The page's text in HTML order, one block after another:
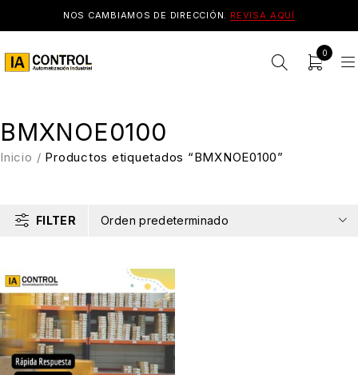
NOS CAMBIAMOS DE DIRECCIÓN. REVISA AQUÍ
0
BMXNOE0100
Inicio / Productos etiquetados “BMXNOE0100”
FILTER Orden predeterminado